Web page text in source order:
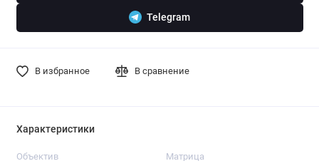
Telegram
В избранное В сравнение
Характеристики
Объектив Матрица